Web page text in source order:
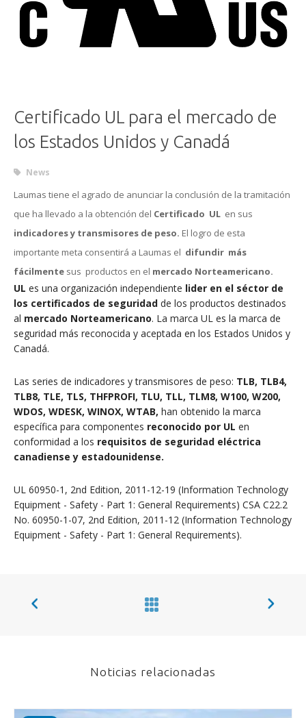
Certificado UL para el mercado de
los Estados Unidos y Canadá
News
Laumas tiene el agrado de anunciar la conclusión de la tramitación
que ha llevado a la obtención del Certificado UL en sus
indicadores y transmisores de peso. El logro de esta
importante meta consentirá a Laumas el difundir más
fácilmente sus productos en el mercado Norteamericano.
UL es una organización independiente lider en el séctor de
los certificados de seguridad de los productos destinados
al mercado Norteamericano. La marca UL es la marca de
seguridad más reconocida y aceptada en los Estados Unidos y
Canadá.
Las series de indicadores y transmisores de peso: TLB, TLB4,
TLB8, TLE, TLS, THFPROFI, TLU, TLL, TLM8, W100, W200,
WDOS, WDESK, WINOX, WTAB, han obtenido la marca
específica para componentes reconocido por UL en
conformidad a los requisitos de seguridad eléctrica
canadiense y estadounidense.
UL 60950-1, 2nd Edition, 2011-12-19 (Information Technology
Equipment - Safety - Part 1: General Requirements) CSA C22.2
No. 60950-1-07, 2nd Edition, 2011-12 (Information Technology
Equipment - Safety - Part 1: General Requirements).
Noticias relacionadas